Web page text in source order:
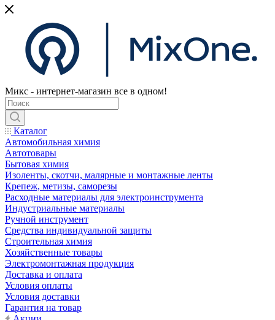
Микс - интернет-магазин все в одном!
Каталог
Автомобильная химия
Автотовары
Бытовая химия
Изоленты, скотчи, малярные и монтажные ленты
Крепеж, метизы, саморезы
Расходные материалы для электроинструмента
Индустриальные материалы
Ручной инструмент
Средства индивидуальной защиты
Строительная химия
Хозяйственные товары
Электромонтажная продукция
Доставка и оплата
Условия оплаты
Условия доставки
Гарантия на товар